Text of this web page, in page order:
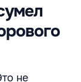
не